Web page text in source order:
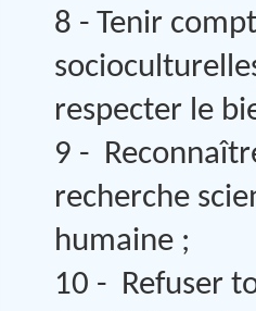
8 - Tenir
respecter le
9 -
recherche
humaine ;
10 - Refuser